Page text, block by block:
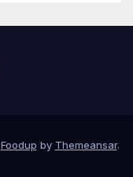
Foodup by Themeansar.